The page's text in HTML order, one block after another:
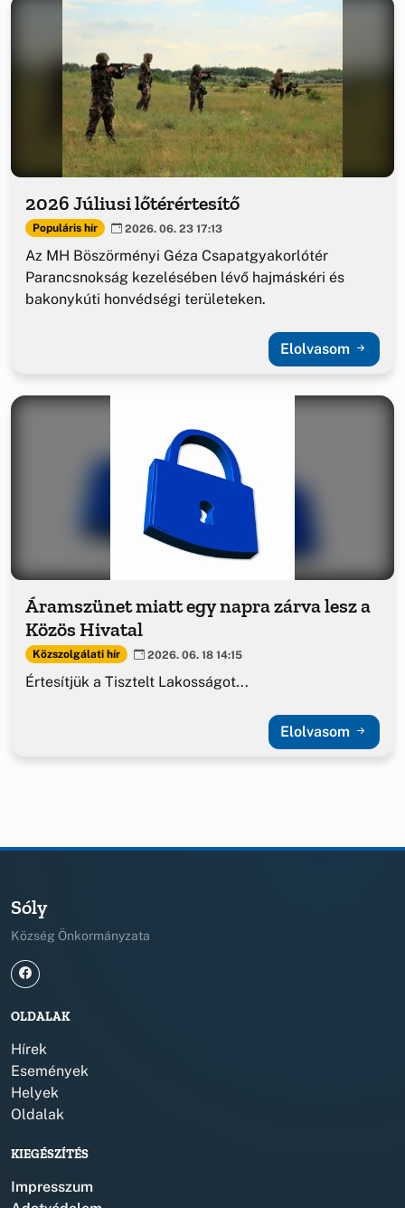
2026 Júliusi lőtérértesítő
Populáris hír 2026. 06. 23 17:13
Az MH Böszörményi Géza Csapatgyakorlótér
Parancsnokság kezelésében lévő hajmáskéri és
bakonykúti honvédségi területeken.
Elolvasom
Áramszünet miatt egy napra zárva lesz a
Közös Hivatal
Közszolgálati hír 2026. 06. 18 14:15
Értesítjük a Tisztelt Lakosságot...
Elolvasom
Sóly
Község Önkormányzata
OLDALAK
Hírek
Események
Helyek
Oldalak
KIEGÉSZÍTÉS
Impresszum